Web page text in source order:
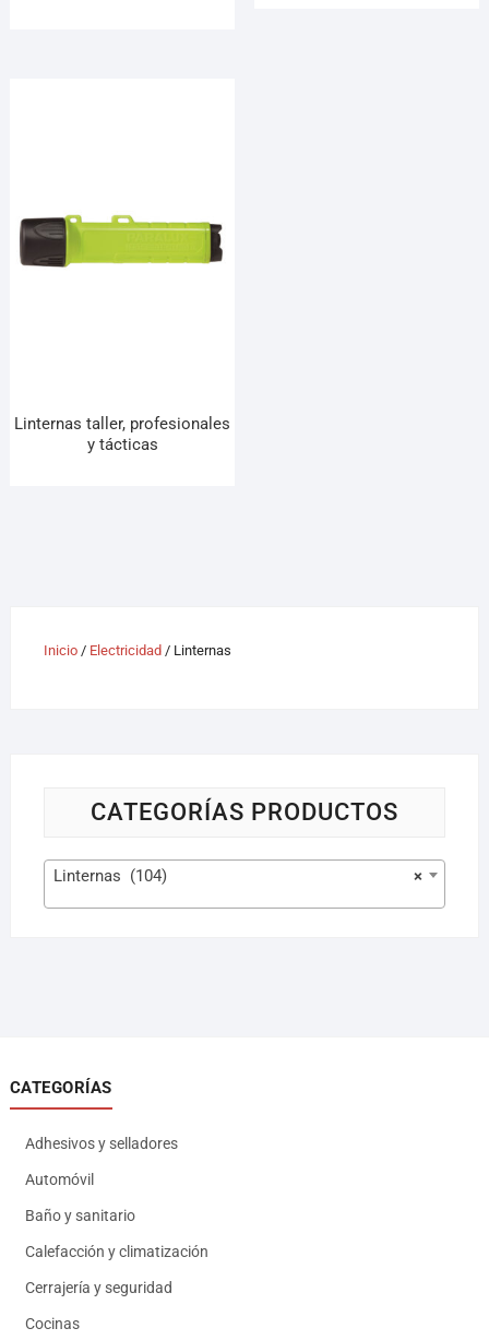
Linternas taller, profesionales
y tácticas
Inicio/ Electricidad / Linternas
CATEGORÍAS PRODUCTOS
×
Linternas (104)
CATEGORÍAS
Adhesivos y selladores
Automóvil
Baño y sanitario
Calefacción y climatización
Cerrajería y seguridad
Cocinas